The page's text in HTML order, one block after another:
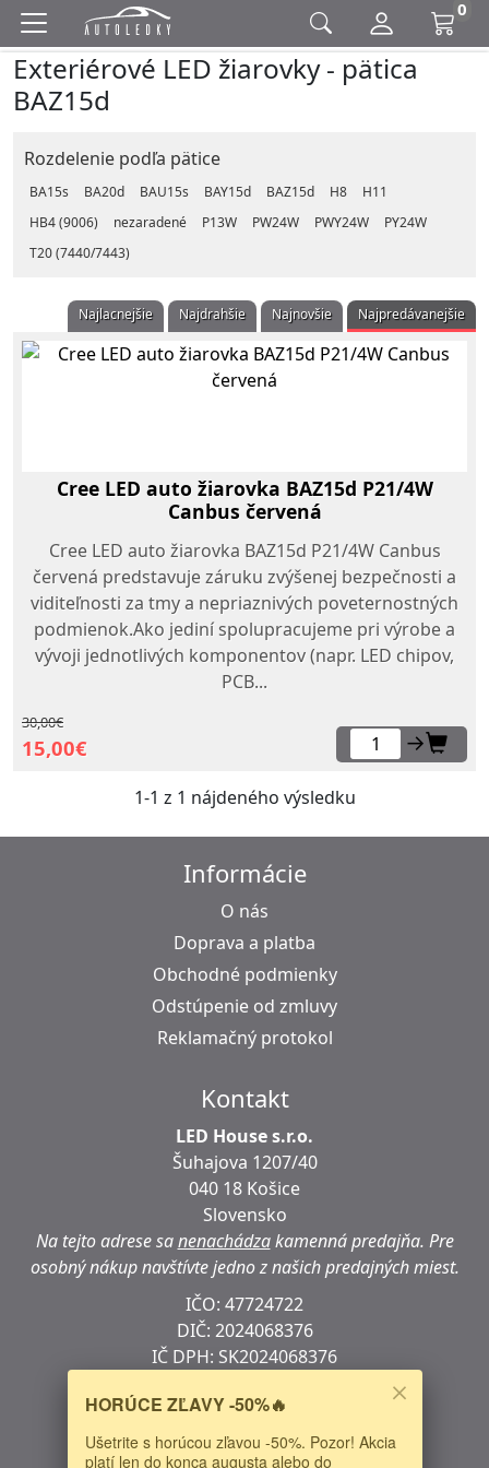
0
Exteriérové LED žiarovky - pätica
BAZ15d
Rozdelenie podľa pätice
BA15s BA20d BAU15s BAY15d BAZ15d H8
H11
HB4 (9006)
nezaradené P13W PW24W PWY24W
PY24W
T20 (7440/7443)
Najlacnejšie Najdrahšie Najnovšie Najpredávanejšie
Cree LED auto žiarovka BAZ15d P21/4W
Canbus červená
Cree LED auto žiarovka BAZ15d P21/4W Canbus
červená predstavuje záruku zvýšenej bezpečnosti a
viditeľnosti za tmy a nepriaznivých poveternostných
podmienok.Ako jediní spolupracujeme pri výrobe a
vývoji jednotlivých komponentov (napr. LED chipov,
PCB...
30,00€
15,00€ →
1-1 z 1 nájdeného výsledku
Informácie
O nás
Doprava a platba
Obchodné podmienky
Odstúpenie od zmluvy
Reklamačný protokol
Kontakt
LED House s.r.o.
Šuhajova 1207/40
040 18 Košice
Slovensko
Na tejto adrese sanenachádzakamenná predajňa. Pre
osobný nákup navštívte jedno z našich predajných miest.
IČO: 47724722
DIČ: 2024068376
IČ DPH: SK2024068376
Predaj, poradenstvo:
Web:https://www.autoledky.sk/
HORÚCE ZĽAVY -50%🔥
Ušetrite s horúcou zľavou -50%. Pozor! Akcia
platí len do konca augusta alebo do